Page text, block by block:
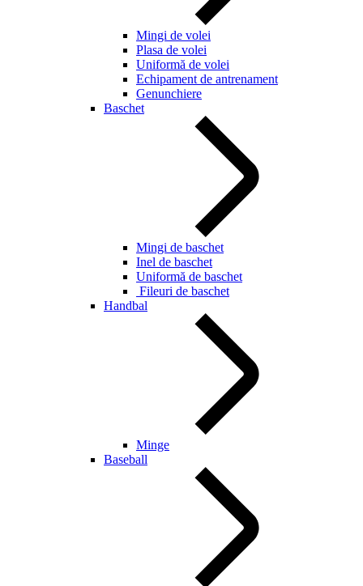
Mingi de volei
Plasa de volei
Uniformă de volei
Echipament de antrenament
Genunchiere
Baschet
Mingi de baschet
Inel de baschet
Uniformă de baschet
Fileuri de baschet
Handbal
Minge
Baseball